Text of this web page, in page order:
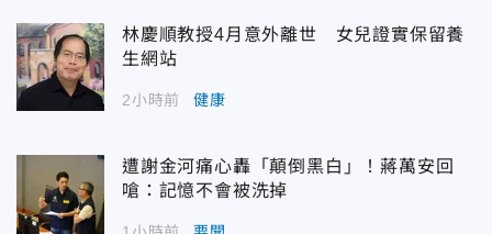
林慶順教授4月意外離世 女兒證實保留養
生網站
2小時前 健康
遭謝金河痛心轟「顛倒黑白」！蔣萬安回
嗆：記憶不會被洗掉